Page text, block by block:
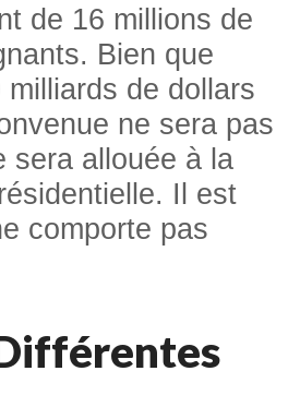
de 16 millions de
Bien que
de dollars
ne sera pas
sera allouée à la
Il est
comporte pas